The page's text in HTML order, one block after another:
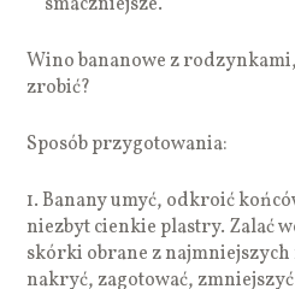
Wino bananowe z
zrobić?
Sposób przygotowania:
1. Banany umyć, odkroić
niezbyt cienkie plastry. Zalać
skórki obrane z
nakryć, zagotować,